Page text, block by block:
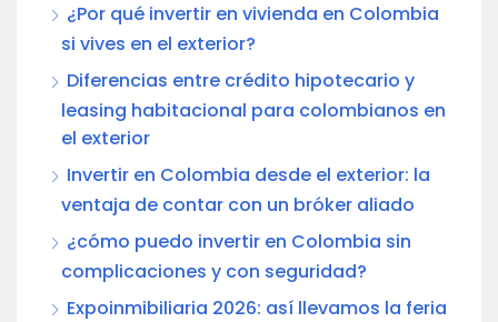
¿Por qué invertir en vivienda en Colombia
si vives en el exterior?
Diferencias entre crédito hipotecario y
leasing habitacional para colombianos en
el exterior
Invertir en Colombia desde el exterior: la
ventaja de contar con un bróker aliado
¿cómo puedo invertir en Colombia sin
complicaciones y con seguridad?
Expoinmibiliaria 2026: así llevamos la feria